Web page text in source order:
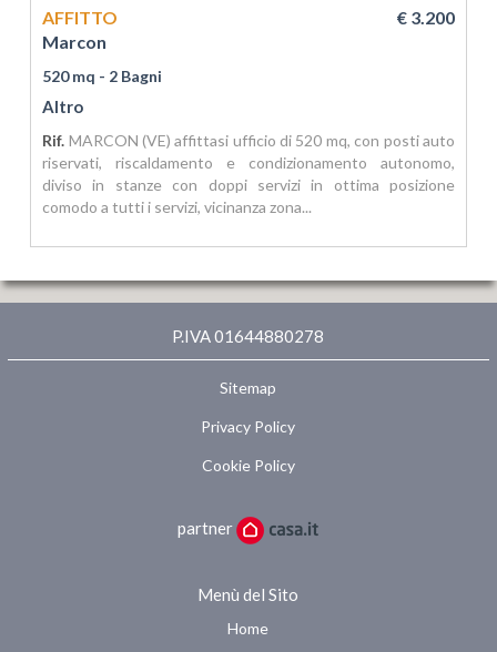
AFFITTO
€ 3.200
Marcon
520 mq - 2 Bagni
Altro
Rif. MARCON (VE) affittasi ufficio di 520 mq, con posti auto
riservati, riscaldamento e condizionamento autonomo,
diviso in stanze con doppi servizi in ottima posizione
comodo a tutti i servizi, vicinanza zona...
P.IVA 01644880278
Sitemap
Privacy Policy
Cookie Policy
partner
Menù del Sito
Home